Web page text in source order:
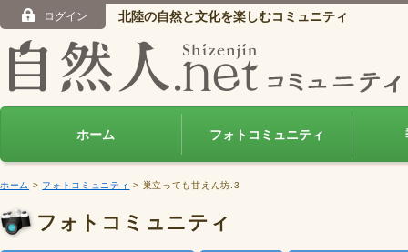
ログイン 北陸の自然と文化を楽しむコミュニティ
ホーム フォトコミュニティ
ホーム > フォトコミュニティ > 巣立っても甘えん坊.3
フォトコミュニティ